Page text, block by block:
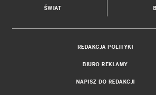
ŚWIAT
REDAKCJA POLITYKI
BIURO REKLAMY
NAPISZ DO REDAKCJI